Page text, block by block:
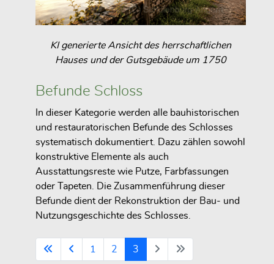
KI generierte Ansicht des herrschaftlichen
Hauses und der Gutsgebäude um 1750
Befunde Schloss
In dieser Kategorie werden alle bauhistorischen
und restauratorischen Befunde des Schlosses
systematisch dokumentiert. Dazu zählen sowohl
konstruktive Elemente als auch
Ausstattungsreste wie Putze, Farbfassungen
oder Tapeten. Die Zusammenführung dieser
Befunde dient der Rekonstruktion der Bau- und
Nutzungsgeschichte des Schlosses.
1 2 3